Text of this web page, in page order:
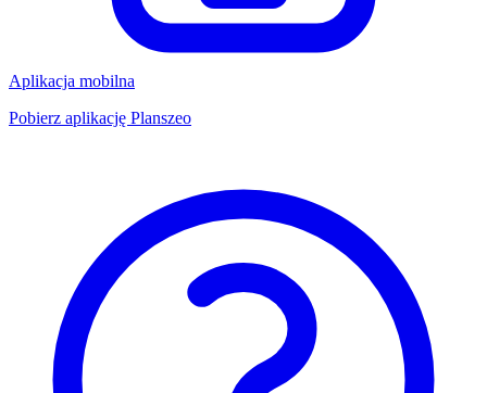
Aplikacja mobilna
Pobierz aplikację Planszeo